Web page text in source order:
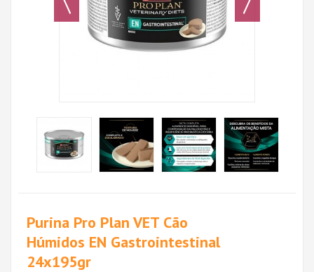
Purina Pro Plan VET Cão
Húmidos EN Gastrointestinal
24x195gr